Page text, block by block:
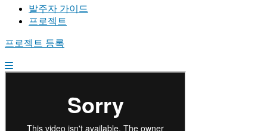
발주자 가이드
프로젝트
프로젝트 등록